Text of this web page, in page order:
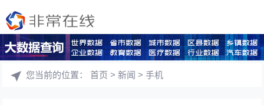
您当前的位置：首页 >新闻 >手机